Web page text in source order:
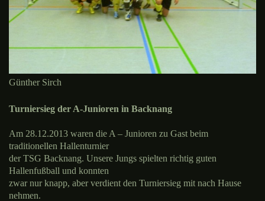
Günther Sirch
Turniersieg der A-Junioren in Backnang
Am 28.12.2013 waren die A – Junioren zu Gast beim
traditionellen Hallenturnier
der TSG Backnang. Unsere Jungs spielten richtig guten
Hallenfußball und konnten
zwar nur knapp, aber verdient den Turniersieg mit nach Hause
nehmen.